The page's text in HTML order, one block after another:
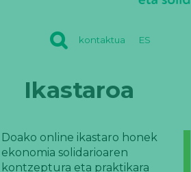
kontaktua ES
Ikastaroa
Doako online ikastaro honek
ekonomia solidarioaren
kontzeptura eta praktikara